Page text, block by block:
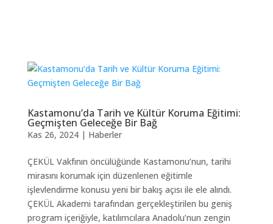
Kastamonu’da Tarih ve Kültür Koruma Eğitimi:
Geçmişten Geleceğe Bir Bağ
Kas 26, 2024| Haberler
ÇEKÜL Vakfının öncülüğünde Kastamonu’nun, tarihi
mirasını korumak için düzenlenen eğitimle
işlevlendirme konusu yeni bir bakış açısı ile ele alındı.
ÇEKÜL Akademi tarafından gerçekleştirilen bu geniş
program içeriğiyle, katılımcılara Anadolu’nun zengin